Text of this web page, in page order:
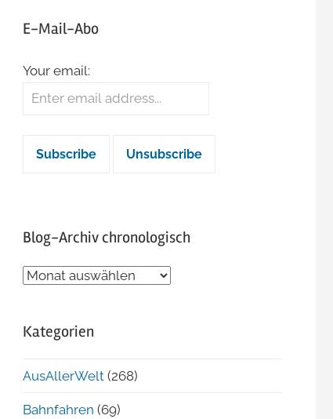
E-Mail-Abo
Your email:
Blog-Archiv chronologisch
Blog-
Kategorien
AusAllerWelt (268)
Bahnfahren (69)